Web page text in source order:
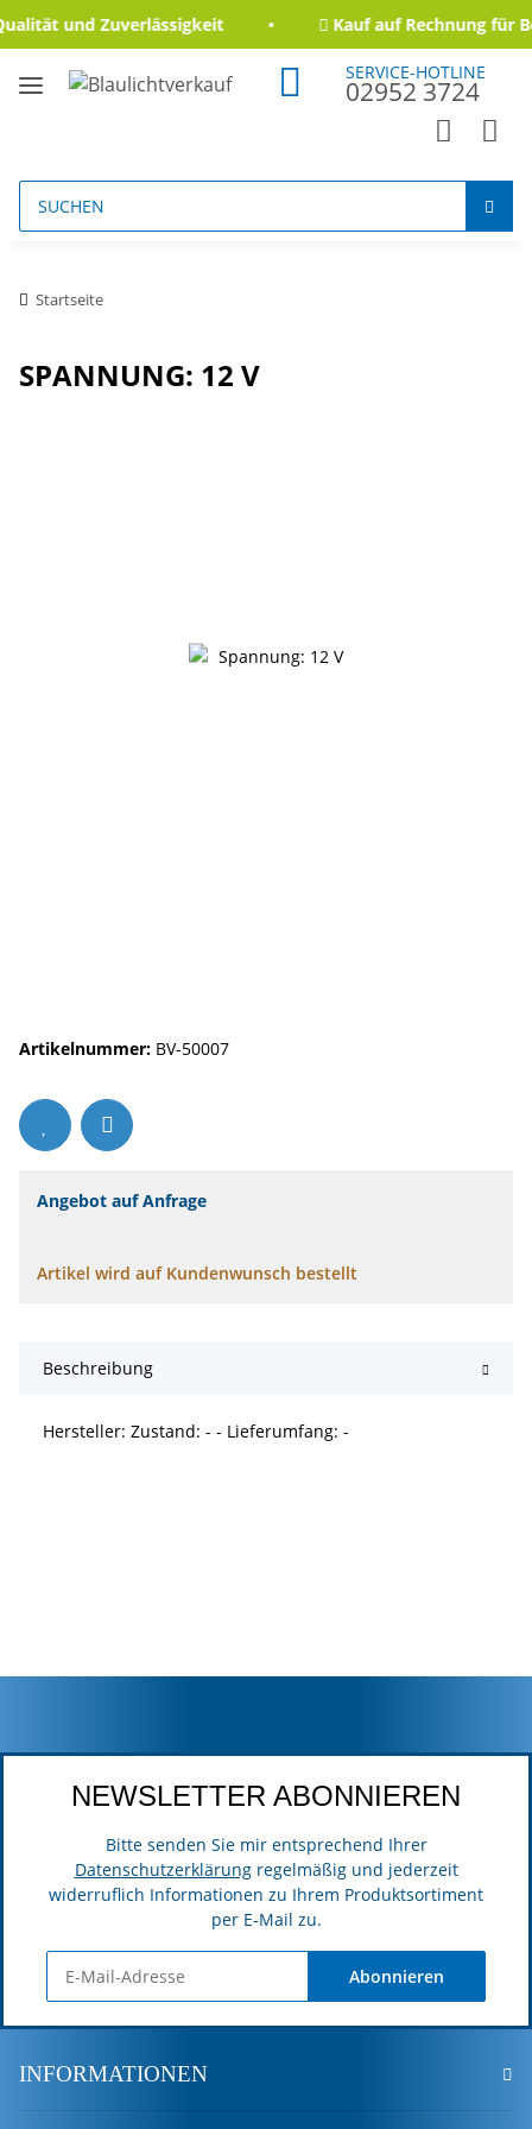
und Zuverlässigkeit Kauf auf Rechnung für
SERVICE-HOTLINE
02952 3724
Startseite
SPANNUNG: 12 V
Artikelnummer: BV-50007
Angebot auf Anfrage
Artikel wird auf Kundenwunsch bestellt
Beschreibung
Hersteller: Zustand: - - Lieferumfang: -
NEWSLETTER ABONNIEREN
Bitte senden Sie mir entsprechend Ihrer
Datenschutzerklärungregelmäßig und jederzeit
widerruflich Informationen zu Ihrem Produktsortiment
per E-Mail zu.
Abonnieren
INFORMATIONEN